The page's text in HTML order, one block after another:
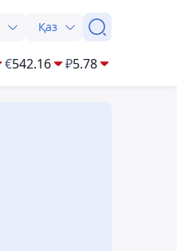
Қаз
€542.16 ₽5.78